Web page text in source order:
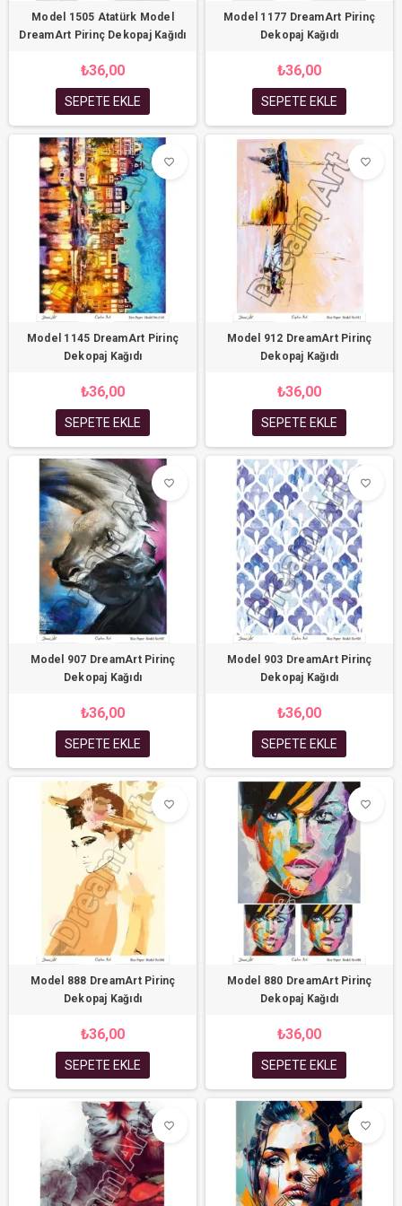
Model 1505 Atatürk Model
DreamArt Pirinç Dekopaj Kağıdı
₺36,00
SEPETE EKLE
Model 1177 DreamArt Pirinç
Dekopaj Kağıdı
₺36,00
SEPETE EKLE
favorite_border
Model 1145 DreamArt Pirinç
Dekopaj Kağıdı
₺36,00
SEPETE EKLE
favorite_border
Model 912 DreamArt Pirinç
Dekopaj Kağıdı
₺36,00
SEPETE EKLE
favorite_border
Model 907 DreamArt Pirinç
Dekopaj Kağıdı
₺36,00
SEPETE EKLE
favorite_border
Model 903 DreamArt Pirinç
Dekopaj Kağıdı
₺36,00
SEPETE EKLE
favorite_border
Model 888 DreamArt Pirinç
Dekopaj Kağıdı
₺36,00
SEPETE EKLE
favorite_border
Model 880 DreamArt Pirinç
Dekopaj Kağıdı
₺36,00
SEPETE EKLE
favorite_border favorite_border